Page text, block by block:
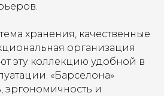
хранения, качественные
организация
эту коллекцию удобной в
«Барселона»
эргономичность и